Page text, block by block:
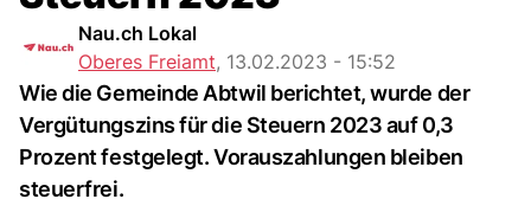
Nau.ch Lokal
Oberes Freiamt, 13.02.2023 - 15:52
Wie die Gemeinde Abtwil berichtet, wurde der
Vergütungszins für die Steuern 2023 auf 0,3
Prozent festgelegt. Vorauszahlungen bleiben
steuerfrei.